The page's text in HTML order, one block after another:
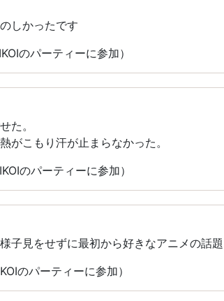
しかったです
のパーティーに参加）
た。
がこもり汗が止まらなかった。
のパーティーに参加）
子見をせずに最初から好きなアニメの話
のパーティーに参加）